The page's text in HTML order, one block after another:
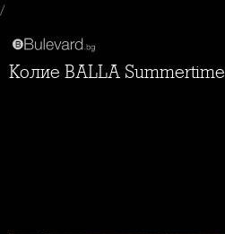
/
Колие BALLA Summertime